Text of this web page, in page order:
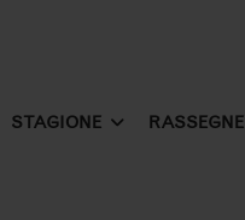
STAGIONE RASSEGNE